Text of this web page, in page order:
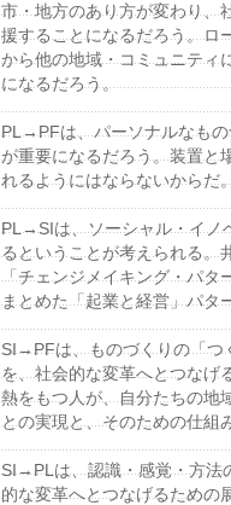
市・地方のあり方が変わり、
援することになるだろう。ロ
から他の地域・コミュニティ
になるだろう。
PL→PFは、パーソナルなも
が重要になるだろう。装置と
れるようにはならないからだ
PL→SIは、ソーシャル・イノ
るということが考えられる。
「チェンジメイキング・パタ
まとめた「起業と経営」パタ
SI→PFは、ものづくりの「つ
を、社会的な変革へとつなげ
熱をもつ人が、自分たちの地
との実現と、そのための仕組
SI→PLは、認識・感覚・方法
的な変革へとつなげるための